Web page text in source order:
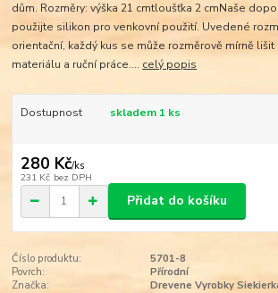
dům. Rozměry: výška 21 cmtloušťka 2 cmNaše
použijte silikon pro venkovní použití. Uvedené
orientační, každý kus se může rozměrově mírně
materiálu a ruční práce.... celý popis
Dostupnost skladem 1 ks
280 Kč/ks
231 Kč bez DPH
Přidat do košíku
Číslo produktu:
5701-8
Povrch:
Přírodní
Značka:
Drevene Vyrobky